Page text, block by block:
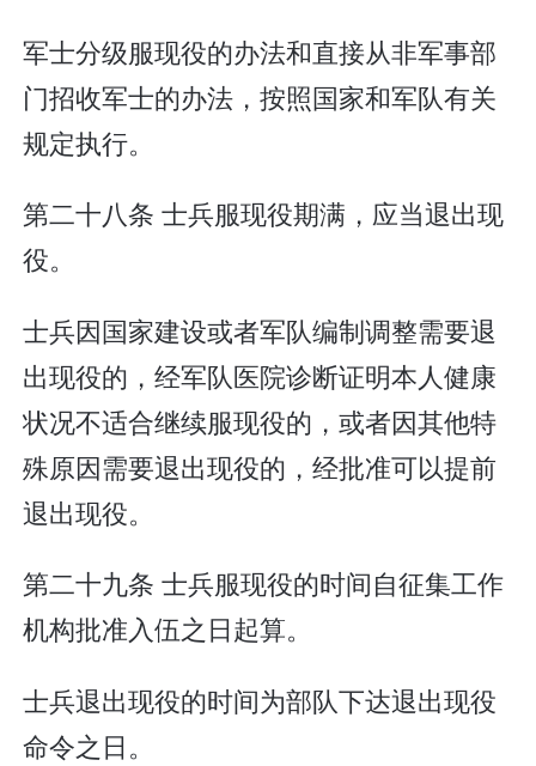
军士分级服现役的办法和直接从非军事部
门招收军士的办法，按照国家和军队有关
规定执行。
第二十八条 士兵服现役期满，应当退出现
役。
士兵因国家建设或者军队编制调整需要退
出现役的，经军队医院诊断证明本人健康
状况不适合继续服现役的，或者因其他特
殊原因需要退出现役的，经批准可以提前
退出现役。
第二十九条 士兵服现役的时间自征集工作
机构批准入伍之日起算。
士兵退出现役的时间为部队下达退出现役
命令之日。